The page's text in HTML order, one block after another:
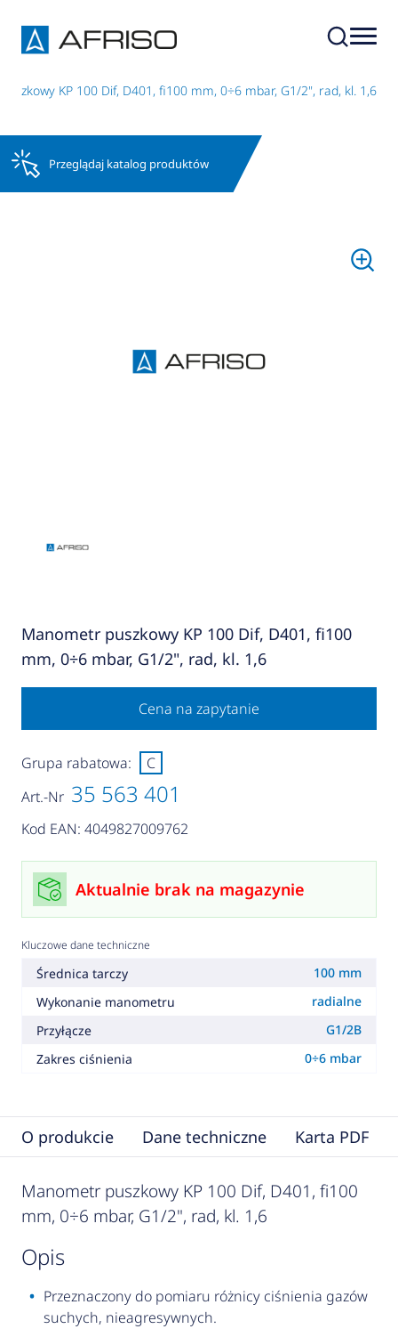
KP 100 Dif, D401, fi100 mm, 0÷6 mbar, G1/2", rad, kl. 1,6
Przeglądaj katalog produktów
Manometr puszkowy KP 100 Dif, D401, fi100
mm, 0÷6 mbar, G1/2", rad, kl. 1,6
Cena na zapytanie
Art.-Nr 35 563 401
Kod EAN: 4049827009762
Grupa rabatowa: C
Aktualnie brak na magazynie
Kluczowe dane techniczne
Średnica tarczy
100 mm
Wykonanie manometru
radialne
Przyłącze
G1/2B
Zakres ciśnienia
0÷6 mbar
O produkcie Dane techniczne Karta PDF
Manometr puszkowy KP 100 Dif, D401, fi100
mm, 0÷6 mbar, G1/2", rad, kl. 1,6
opis
Przeznaczony do pomiaru różnicy ciśnienia gazów
suchych, nieagresywnych.